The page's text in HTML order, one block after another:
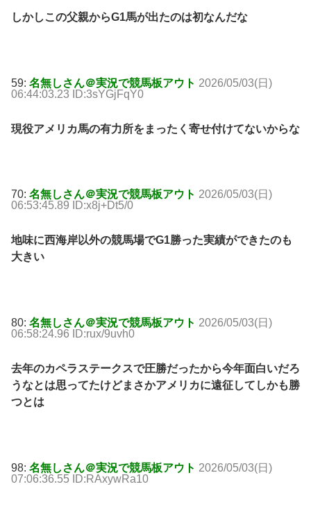
しかしこの父親からG1馬が出たのは初なんだな
59: 名無しさん＠実況で競馬板アウト 2026/05/03(日)
06:44:03.23 ID:3sYGjFqY0
現役アメリカ馬の有力所をまったく寄せ付けてないからな
70: 名無しさん＠実況で競馬板アウト 2026/05/03(日)
06:53:45.89 ID:x8j+Dt5/0
地味に西海岸以外の競馬場でG1勝った実績ができたのも
大きい
80: 名無しさん＠実況で競馬板アウト 2026/05/03(日)
06:58:24.96 ID:rux/9uvh0
去年のカペラステークスで圧勝だったから今年面白いだろ
うなとは思ってたけどまさかアメリカに遠征してしかも勝
つとは
98: 名無しさん＠実況で競馬板アウト 2026/05/03(日)
07:06:36.55 ID:RAxywRa10